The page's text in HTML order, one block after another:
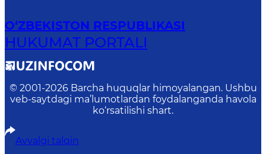
O‘ZBEKISTON RESPUBLIKASI
HUKUMAT PORTALI
© 2001-2026 Barcha huquqlar himoyalangan. Ushbu
veb-saytdagi ma’lumotlardan foydalanganda havola
ko‘rsatilishi shart.
Avvalgi talqin